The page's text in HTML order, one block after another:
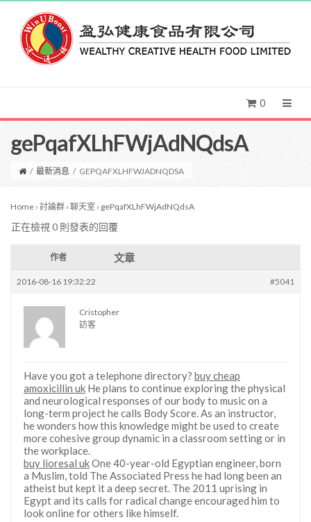
0
gePqafXLhFWjAdNQdsA
/ 最新消息 / GEPQAFXLHFWJADNQDSA
Home › 討論群 › 聊天室 › gePqafXLhFWjAdNQdsA
正在檢視 0 則發表的回覆
作者 文章
2016-08-16 19:32:22 #5041
Cristopher
訪客
Have you got a telephone directory? buy cheap
amoxicillin uk He plans to continue exploring the physical
and neurological responses of our body to music on a
long-term project he calls Body Score. As an instructor,
he wonders how this knowledge might be used to create
more cohesive group dynamic in a classroom setting or in
the workplace.
buy lioresal ukOne 40-year-old Egyptian engineer, born
a Muslim, told The Associated Press he had long been an
atheist but kept it a deep secret. The 2011 uprising in
Egypt and its calls for radical change encouraged him to
look online for others like himself.